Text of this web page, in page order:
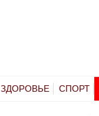
ЗДОРОВЬЕ СПОРТ